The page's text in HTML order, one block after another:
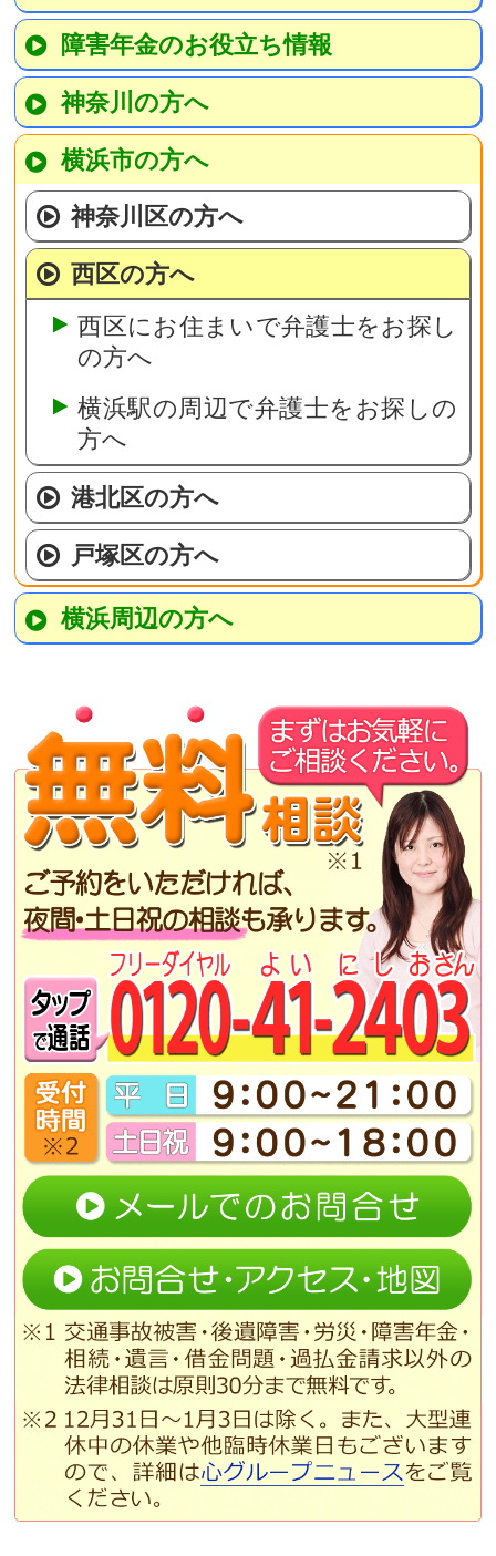
障害年金のお役立ち情報
神奈川の方へ
横浜市の方へ
神奈川区の方へ
西区の方へ
西区にお住まいで弁護士をお探し
の方へ
横浜駅の周辺で弁護士をお探しの
方へ
港北区の方へ
戸塚区の方へ
横浜周辺の方へ